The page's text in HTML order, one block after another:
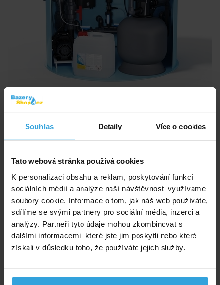
Souhlas Detaily Více o cookies
Tato webová stránka používá cookies
K personalizaci obsahu a reklam, poskytování funkcí
sociálních médií a analýze naší návštěvnosti využíváme
soubory cookie. Informace o tom, jak náš web používáte,
sdílíme se svými partnery pro sociální média, inzerci a
analýzy. Partneři tyto údaje mohou zkombinovat s
dalšími informacemi, které jste jim poskytli nebo které
získali v důsledku toho, že používáte jejich služby.
Technologická šachta osazená kompletní filtrací a solinátorem HIDROLIFE
s úpravou pH, rozvaděčem, transformátorem a přípravou na tepelné
99 000,- Kč
do košíku
Technologická šachta OXY (Šedé víko)